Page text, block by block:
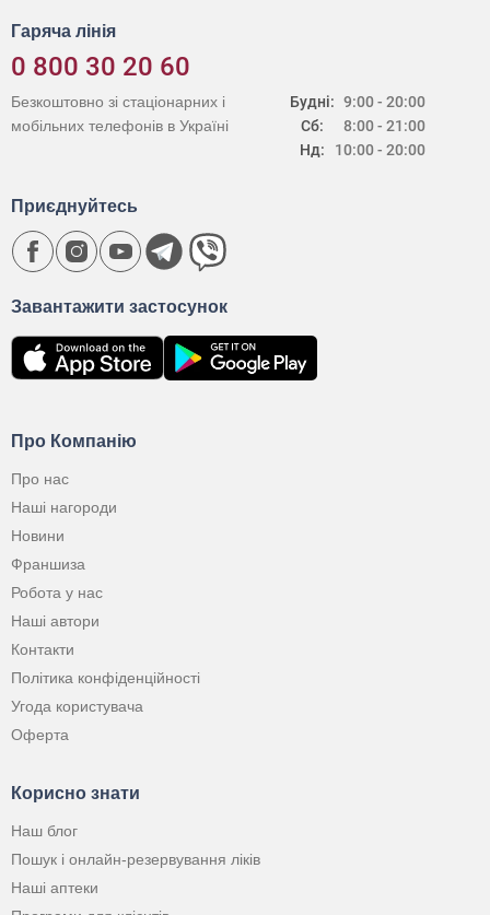
Гаряча лінія
0 800 30 20 60
Будні:
Сб:
Нд:
9:00 - 20:00
8:00 - 21:00
10:00 - 20:00
Безкоштовно зі стаціонарних і
мобільних телефонів в Україні
Про Компанію
Про нас
Наші нагороди
Новини
Франшиза
Робота у нас
Наші автори
Контакти
Політика конфіденційності
Угода користувача
Оферта
Корисно знати
Наш блог
Пошук і онлайн-резервування ліків
Наші аптеки
Завантажити застосунок
Приєднуйтесь